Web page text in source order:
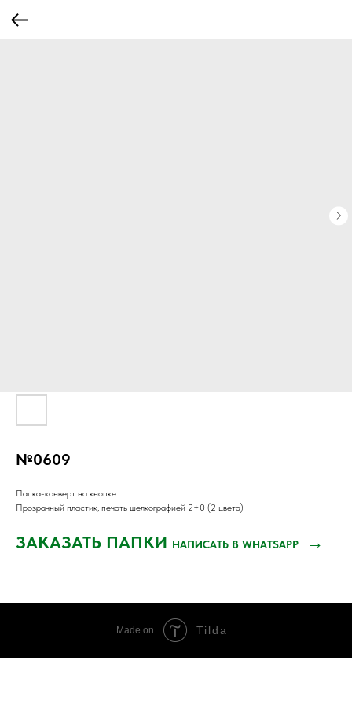
№0609
Папка-конверт на кнопке
Прозрачный пластик, печать шелкографией 2+0 (2 цвета)
ЗАКАЗАТЬ ПАПКИ НАПИСАТЬ В WHATSAPP →
Made on Tilda